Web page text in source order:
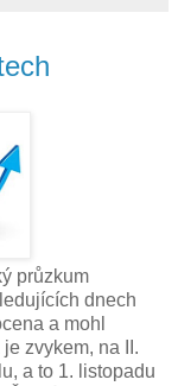
průzkum
dnech
a mohl
zvykem, na II.
a to 1. listopadu